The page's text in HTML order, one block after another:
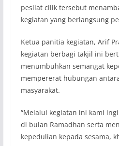
pesilat cilik tersebut
kegiatan yang berlangsung
Ketua panitia kegiatan, Arif
kegiatan berbagi takjil ini
menumbuhkan semangat
mempererat hubungan antara
masyarakat.
“Melalui kegiatan ini kami
di bulan Ramadhan serta
kepedulian kepada sesama,